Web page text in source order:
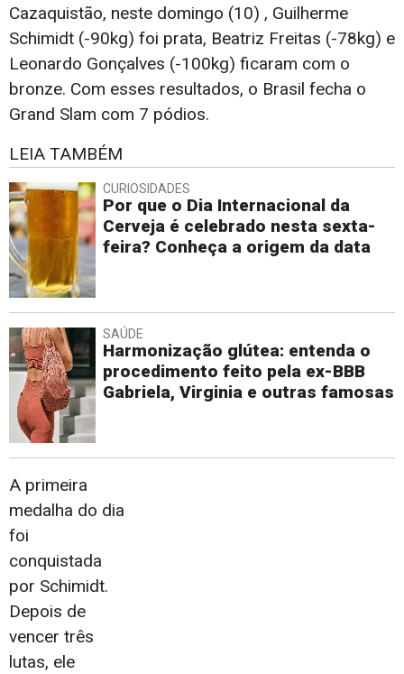
Cazaquistão, neste domingo (10) , Guilherme
Schimidt (-90kg) foi prata, Beatriz Freitas (-78kg) e
Leonardo Gonçalves (-100kg) ficaram com o
bronze. Com esses resultados, o Brasil fecha o
Grand Slam com 7 pódios.
LEIA TAMBÉM
CURIOSIDADES
Por que o Dia Internacional da
Cerveja é celebrado nesta sexta-
feira? Conheça a origem da data
SAÚDE
Harmonização glútea: entenda o
procedimento feito pela ex-BBB
Gabriela, Virginia e outras famosas
A primeira
medalha do dia
foi
conquistada
por Schimidt.
Depois de
vencer três
lutas, ele